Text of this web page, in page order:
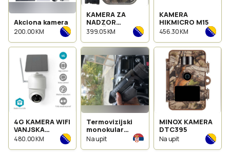
Akciona kamera
200.00 KM
KAMERA ZA
NADZOR
LOVIŠTA HC-
399.05 KM
KAMERA
HIKMICRO M15
456.30 KM
4G KAMERA WIFI
VANJSKA
SOLARNO
480.00 KM
Termovizijski
monokular
ZOOM ZH38
Na upit
MINOX KAMERA
DTC395
Na upit